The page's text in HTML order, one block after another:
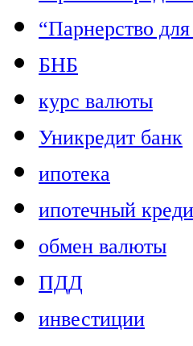
“Парнерство
БНБ
курс валюты
Уникредит банк
ипотека
ипотечный
обмен валюты
ПДД
инвестиции